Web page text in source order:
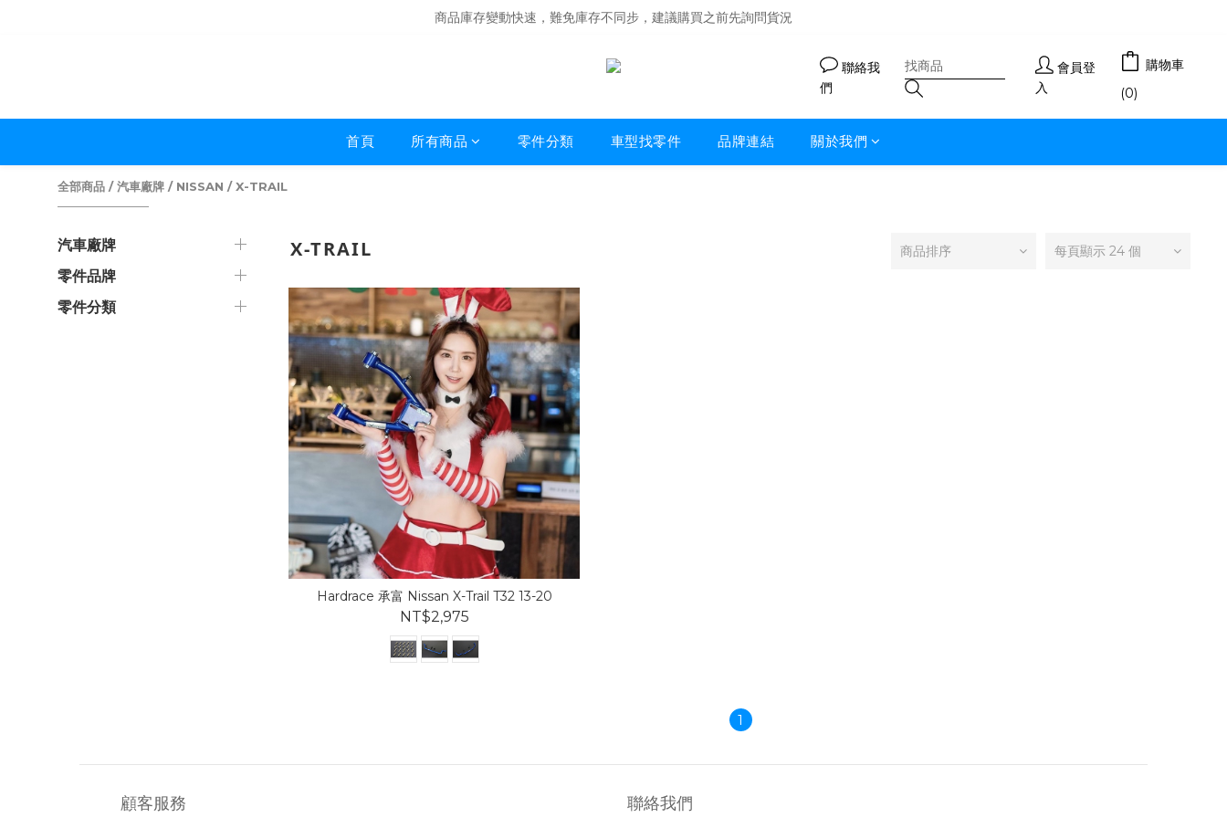
商品庫存變動快速，難免庫存不同步，建議購買之前先詢問貨況
商品庫存變動快速，難免庫存不同步，建議購買之前先詢問貨況
聯絡我
們
會員登
入
購物車
(0)
首頁 所有商品 零件分類 車型找零件 品牌連結 關於我們
全部商品 /汽車廠牌 / NISSAN /X-TRAIL
汽車廠牌
零件品牌
零件分類
X-TRAIL 商品排序 每頁顯示 24 個
Hardrace 承富 Nissan X-Trail T32 13-20
NT$2,975
1
顧客服務 聯絡我們